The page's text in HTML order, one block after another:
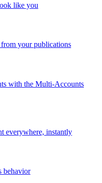
like you
from your publications
with the Multi-Accounts
everywhere, instantly
behavior